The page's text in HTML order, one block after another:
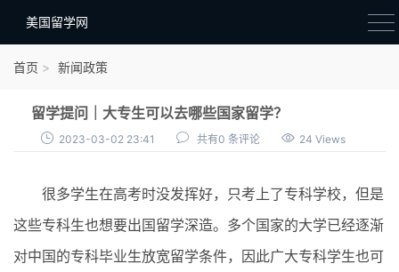
美国留学网
院校选择
材料准备
首页 新闻政策
留学提问｜大专生可以去哪些国家留学？
2023-03-02 23:41 共有0 条评论 24 Views
很多学生在高考时没发挥好，只考上了专科学校，但是
这些专科生也想要出国留学深造。多个国家的大学已经逐渐
对中国的专科毕业生放宽留学条件，因此广大专科学生也可